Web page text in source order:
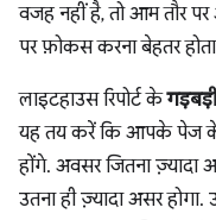
वजह नहीं है, तो आम तौर पर
पर फ़ोकस करना बेहतर
लाइटहाउस रिपोर्ट के
यह तय करें कि आपके पेज के
होंगे. अवसर जितना ज़्यादा
उतना ही ज़्यादा असर